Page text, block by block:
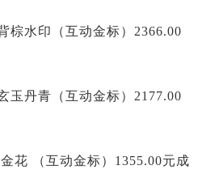
棕水印（互动金标）2366.00
玉丹青（互动金标）2177.00
花 （互动金标）1355.00元成